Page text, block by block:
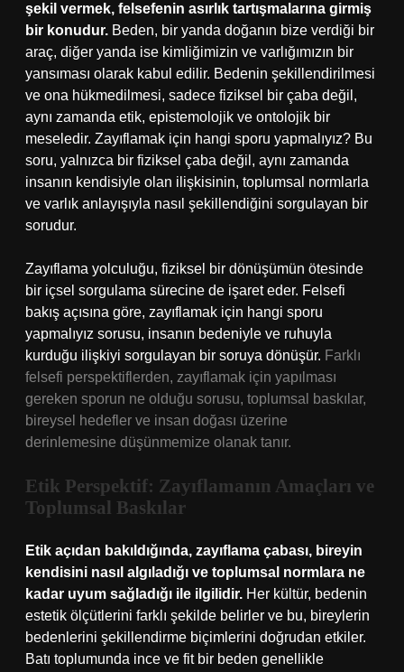
şekil vermek, felsefenin asırlık tartışmalarına girmiş
bir konudur. Beden, bir yanda doğanın bize verdiği bir
araç, diğer yanda ise kimliğimizin ve varlığımızın bir
yansıması olarak kabul edilir. Bedenin şekillendirilmesi
ve ona hükmedilmesi, sadece fiziksel bir çaba değil,
aynı zamanda etik, epistemolojik ve ontolojik bir
meseledir. Zayıflamak için hangi sporu yapmalıyız? Bu
soru, yalnızca bir fiziksel çaba değil, aynı zamanda
insanın kendisiyle olan ilişkisinin, toplumsal normlarla
ve varlık anlayışıyla nasıl şekillendiğini sorgulayan bir
sorudur.
Zayıflama yolculuğu, fiziksel bir dönüşümün ötesinde
bir içsel sorgulama sürecine de işaret eder. Felsefi
bakış açısına göre, zayıflamak için hangi sporu
yapmalıyız sorusu, insanın bedeniyle ve ruhuyla
kurduğu ilişkiyi sorgulayan bir soruya dönüşür. Farklı
felsefi perspektiflerden, zayıflamak için yapılması
gereken sporun ne olduğu sorusu, toplumsal baskılar,
bireysel hedefler ve insan doğası üzerine
derinlemesine düşünmemize olanak tanır.
Etik Perspektif: Zayıflamanın Amaçları ve
Toplumsal Baskılar
Etik açıdan bakıldığında, zayıflama çabası, bireyin
kendisini nasıl algıladığı ve toplumsal normlara ne
kadar uyum sağladığı ile ilgilidir. Her kültür, bedenin
estetik ölçütlerini farklı şekilde belirler ve bu, bireylerin
bedenlerini şekillendirme biçimlerini doğrudan etkiler.
Batı toplumunda ince ve fit bir beden genellikle